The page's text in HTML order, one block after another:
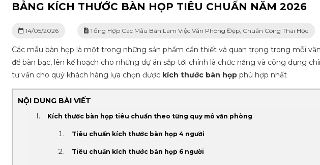
BẢNG KÍCH THƯỚC BÀN HỌP TIÊU CHUẨN NĂM 2026
14/05/2026 Tổng Hợp Các Mẫu Bàn Làm Việc Văn Phòng Đẹp, Chuẩn Công Thái Học
Các mẫu bàn họp là một trong những sản phẩm cần thiết và quan trọng trong mỗi
để bàn bạc, lên kế hoạch cho những dự án sắp tới chính là chức năng và công dụng
tư vấn cho quý khách hàng lựa chọn được kích thước bàn họpphù hợp nhất
NỘI DUNG BÀI VIẾT
Kích thước bàn họp tiêu chuẩn theo từng quy mô văn phòng
Tiêu chuẩn kích thước bàn họp 4 người
Tiêu chuẩn kích thước bàn họp 6 người